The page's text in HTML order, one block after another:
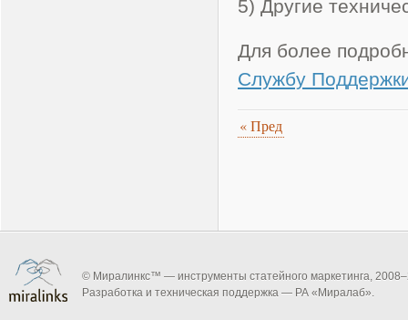
5) Другие
Для более
Службу
«Пред
© Миралинкс™ — инструменты статейного маркетинга, 2008–
Разработка и техническая поддержка — РА «Миралаб».